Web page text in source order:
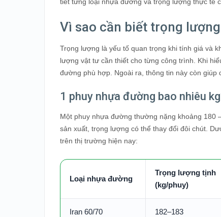
Vì sao cần biết trọng
Trọng lượng là yếu tố quan trọng khi tính giá và
lượng vật tư cần thiết cho từng công trình. Khi
đường phù hợp. Ngoài ra, thông tin này còn giúp
1 phuy nhựa đường bao nhiêu
Một phuy nhựa đường thường nặng khoảng 180
sản xuất, trọng lượng có thể thay đổi đôi chút.
trên thị trường hiện nay:
Loại nhựa đường
Trọng lượng tịnh
(kg/phuy)
Iran 60/70 182–183